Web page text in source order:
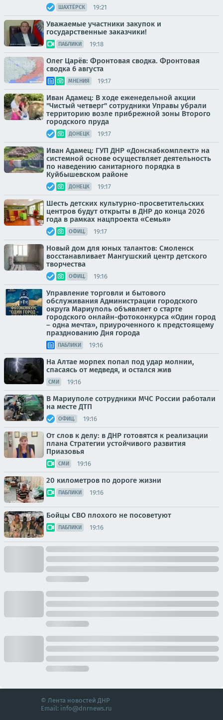
ШАХТЁРСК 19:21
Уважаемые участники закупок и
государственные заказчики!
ПАБЛИКИ 19:18
Олег Царёв: Фронтовая сводка. Фронтовая
сводка 6 августа
МНЕНИЯ 19:17
Иван Адамец: В ходе еженедельной акции
"Чистый четверг" сотрудники Управы убрали
территорию возле прибрежной зоны Второго
городского пруда
ДОНЕЦК 19:17
Иван Адамец: ГУП ДНР «Донснабкомплект» на
системной основе осуществляет деятельность
по наведению санитарного порядка в
Куйбышевском районе
ДОНЕЦК 19:17
Шесть детских культурно-просветительских
центров будут открыты в ДНР до конца 2026
года в рамках нацпроекта «Семья»
ОФИЦ. 19:17
Новый дом для юных талантов: Смоленск
восстанавливает Мангушский центр детского
творчества
ОФИЦ. 19:16
Управление торговли и бытового
обслуживания Администрации городского
округа Мариуполь объявляет о старте
городского онлайн-фотоконкурса «Один город
– одна мечта», приуроченного к предстоящему
празднованию Дня города
ПАБЛИКИ 19:16
На Алтае морпех попал под удар молнии,
спасаясь от медведя, и остался жив
СМИ 19:16
В Мариуполе сотрудники МЧС России работали
на месте ДТП
ОФИЦ. 19:16
От слов к делу: в ДНР готовятся к реализации
плана Стратегии устойчивого развития
Приазовья
СМИ 19:16
20 километров по дороге жизни
ПАБЛИКИ 19:16
Бойцы СВО плохого не посоветуют
ПАБЛИКИ 19:16
© Лента новостей ДНР
Email: info@dnrnews.ru